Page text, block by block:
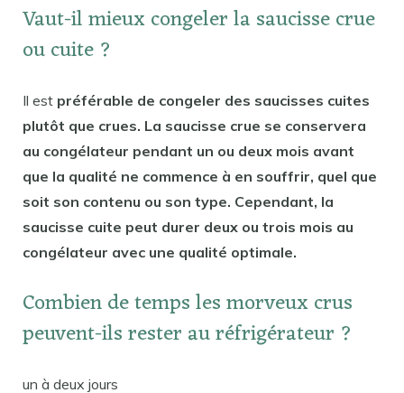
Vaut-il mieux congeler la saucisse crue
ou cuite ?
Il est préférable de congeler des saucisses cuites
plutôt que crues. La saucisse crue se conservera
au congélateur pendant un ou deux mois avant
que la qualité ne commence à en souffrir, quel que
soit son contenu ou son type. Cependant, la
saucisse cuite peut durer deux ou trois mois au
congélateur avec une qualité optimale.
Combien de temps les morveux crus
peuvent-ils rester au réfrigérateur ?
un à deux jours